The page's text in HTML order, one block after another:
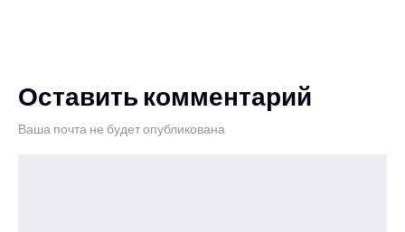
Оставить комментарий
Ваша почта не будет опубликована